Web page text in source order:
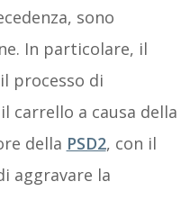
sono
In particolare, il
processo di
carrello a causa della
della PSD2, con il
aggravare la